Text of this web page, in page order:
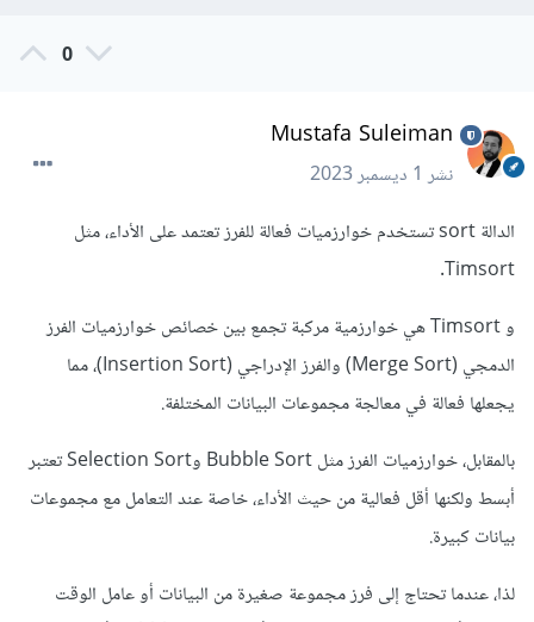
0
Mustafa Suleiman
نشر1 ديسمبر 2023
الدالة sort تستخدم خوارزميات فعالة للفرز تعتمد على الأداء، مثل
Timsort.
و Timsort هي خوارزمية مركبة تجمع بين خصائص خوارزميات الفرز
الدمجي (Merge Sort) والفرز الإدراجي (Insertion Sort)، مما
يجعلها فعالة في معالجة مجموعات البيانات المختلفة.
بالمقابل، خوارزميات الفرز مثل Bubble Sort وSelection Sort تعتبر
أبسط ولكنها أقل فعالية من حيث الأداء، خاصة عند التعامل مع مجموعات
بيانات كبيرة.
لذا، عندما تحتاج إلى فرز مجموعة صغيرة من البيانات أو عامل الوقت